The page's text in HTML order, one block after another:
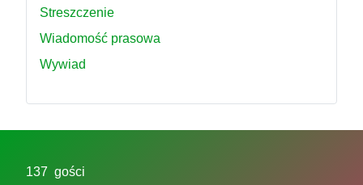
Streszczenie
Wiadomość prasowa
Wywiad
137 gości